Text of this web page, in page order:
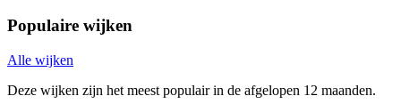
Populaire wijken
Alle wijken
Deze wijken zijn het meest populair in de afgelopen 12 maanden.